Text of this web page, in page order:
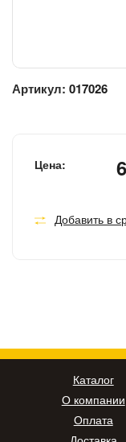
Артикул: 017026
Цена:
Добавить в
Каталог
О компании
Оплата